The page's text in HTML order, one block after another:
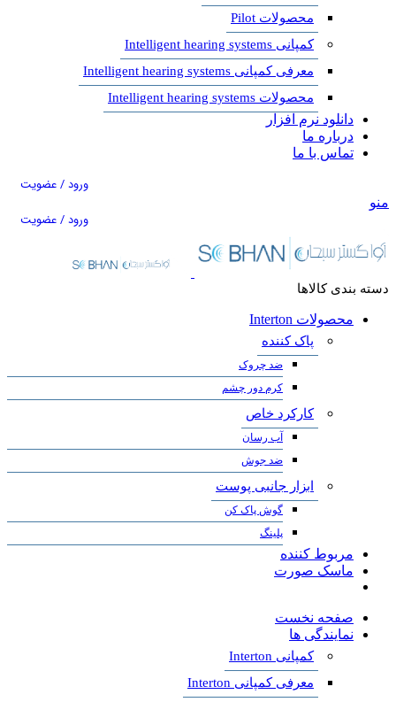
محصولات Pilot
کمپانی Intelligent hearing systems
معرفی کمپانی Intelligent hearing systems
محصولات Intelligent hearing systems
دانلود نرم افزار
درباره ما
تماس با ما
ورود / عضویت
منو
ورود / عضویت
دسته بندی کالاها
محصولات Interton
پاک کننده
ضد چروک
کرم دور چشم
کارکرد خاص
آب رسان
ضد جوش
ابزار جانبی پوست
گوش پاک کن
پلینگ
مربوط کننده
ماسک صورت
صفحه نخست
نمایندگی ها
کمپانی Interton
معرفی کمپانی Interton